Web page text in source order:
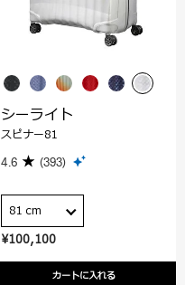
¥100,100
カートに入れる
シーライト
スピナー81
4.6 (393)
81 cm